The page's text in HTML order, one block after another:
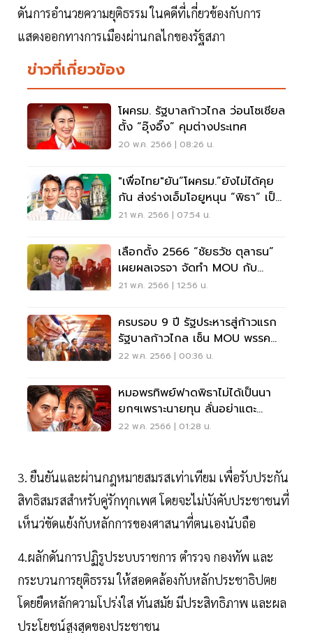
ดันการอำนวยความยุติธรรม ในคดีที่เกี่ยวข้องกับการ
แสดงออกทางการเมืองผ่านกลไกของรัฐสภา
ข่าวที่เกี่ยวข้อง
โผครม. รัฐบาลก้าวไกล ว่อนโซเชียล
ตั้ง “อุ๊งอิ๊ง” คุมต่างประเทศ
20 พ.ค. 2566 | 08:26 น.
"เพื่อไทย"ยัน“โผครม.”ยังไม่ได้คุย
กัน ส่งร่างเอ็มโอยูหนุน “พิธา” เป็น
นายกฯ
21 พ.ค. 2566 | 07:54 น.
เลือกตั้ง 2566 “ชัยธวัช ตุลาธน”
เผยผลเจรจา จัดทำ MOU กับ
พรรคร่วมเป็นไปด้วยดี
21 พ.ค. 2566 | 12:56 น.
ครบรอบ 9 ปี รัฐประหารสู่ก้าวแรก
รัฐบาลก้าวไกล เซ็น MOU พรรค
ร่วม
22 พ.ค. 2566 | 00:36 น.
หมอพรทิพย์ฟาดพิธาไม่ได้เป็นนา
ยกฯเพราะนายทุน ลั่นอย่าแตะ
สถาบัน
22 พ.ค. 2566 | 01:28 น.
3. ยืนยันและผ่านกฎหมายสมรสเท่าเทียม เพื่อรับประกัน
สิทธิสมรสสำหรับคู่รักทุกเพศ โดยจะไม่บังคับประชาชนที่
เห็นว่ขัดแย้งกับหลักการของศาสนาที่ตนเองนับถือ
4.ผลักดันการปฏิรูประบบราชการ ตำรวจ กองทัพ และ
กระบวนการยุติธรรม ให้สอดคล้องกับหลักประชาธิปตย
โดยยืดหลักความโปร่งใส ทันสมัย มีประสิทธิภาพ และผล
ประโยชน์สูงสุดของประชาชน